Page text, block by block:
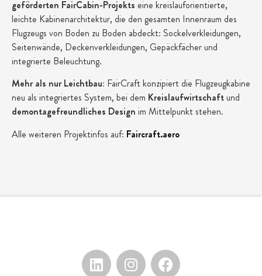
geförderten FairCabin-Projekts eine kreislauforientierte,
leichte Kabinenarchitektur, die den gesamten Innenraum des
Flugzeugs von Boden zu Boden abdeckt: Sockelverkleidungen,
Seitenwände, Deckenverkleidungen, Gepäckfächer und
integrierte Beleuchtung.
Mehr als nur Leichtbau: FairCraft konzipiert die Flugzeugkabine
neu als integriertes System, bei dem Kreislaufwirtschaftund
demontagefreundliches Design im Mittelpunkt stehen.
Alle weiteren Projektinfos auf: Faircraft.aero